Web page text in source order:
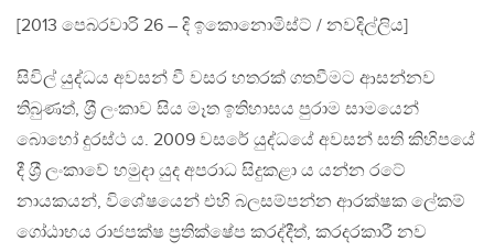
[2013 පෙබරවාරි 26 – දි ඉකොනොමිස්ට් / නවදිල්ලිය]
සිවිල් යුද්ධය අවසන් වී වසර හතරක් ගතවීමට ආසන්නව
තිබුණත්, ශ‍්‍රී ලංකාව සිය මෑත ඉතිහාසය පුරාම සාමයෙන්
බොහෝ දුරස්ථ ය. 2009 වසරේ යුද්ධයේ අවසන් සති කිහිපයේ
දී ශ‍්‍රී ලංකාවේ හමුදා යුද අපරාධ සිදුකළා ය යන්න රටේ
නායකයන්, විශේෂයෙන් එහි බලසම්පන්න ආරක්ෂක ලේකම්
ගෝඨාභය රාජපක්ෂ ප‍්‍රතික්ෂේප කරද්දීත්, කරදරකාරී නව